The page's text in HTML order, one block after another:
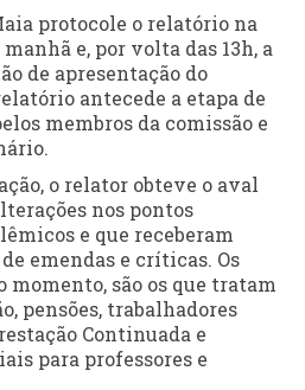
protocole o relatório na
e, por volta das 13h, a
de apresentação do
antecede a etapa de
membros da comissão e
o relator obteve o aval
nos pontos
e que receberam
emendas e críticas. Os
momento, são os que tratam
pensões, trabalhadores
Continuada e
para professores e